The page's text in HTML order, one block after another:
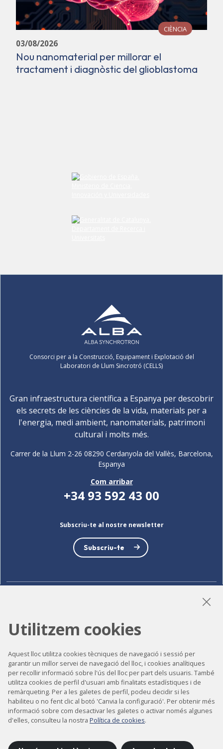
CIÈNCIA
03/08/2026
Nou nanomaterial per millorar el
tractament i diagnòstic del glioblastoma
Consorci per a la Construcció, Equipament i Explotació del
Laboratori de Llum Sincrotró (CELLS)
Gran infraestructura científica a Espanya per descobrir
els secrets de les ciències de la vida, materials per a
l'energia, medi ambient, nanomaterials, patrimoni
cultural i molts més.
Carrer de la Llum 2-26 08290 Cerdanyola del Vallès, Barcelona,
Espanya
Com arribar
+34 93 592 43 00
Subscriu-te al nostre newsletter
Subscriu-te
Accessibilitat
Contacte
Avís legal
Política de privacitat
Política de cookies
Utilitzem cookies
Aquest lloc utilitza cookies tècniques de navegació i sessió per
garantir un millor servei de navegació del lloc, i cookies analítiques
per recollir informació sobre l'ús del lloc per part dels usuaris. També
utilitza cookies de perfil d'usuari amb finalitats estadístiques i de
remàrqueting. Per a les galetes de perfil, podeu decidir si les
habiliteu o no fent clic al botó 'Canvia la configuració'. Per obtenir més
informació sobre com desactivar les galetes o activar només algunes
d'elles, consulteu la nostra Política de cookies.